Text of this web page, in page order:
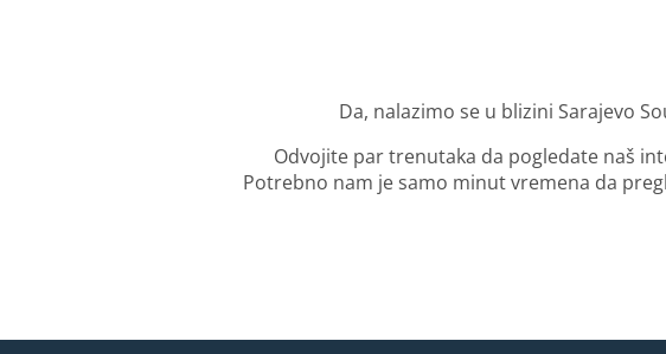
Da, nalazimo se u blizini Sarajevo
Odvojite par trenutaka da pogledate naš
Potrebno nam je samo minut vremena da